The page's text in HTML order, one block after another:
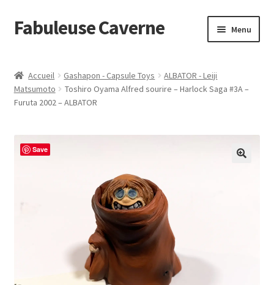
Aller
à
navigation
Aller
au
Fabuleuse Caverne Menu
En boutique
Ouvrir
enfant
En réapprovisionnement
Accueil Gashapon - Capsule Toys
ALBATOR - Leiji
Matsumoto
Toshiro Oyama Alfred sourire – Harlock Saga #3A –
Furuta 2002 – ALBATOR
Save